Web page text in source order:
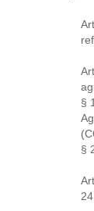
§
§